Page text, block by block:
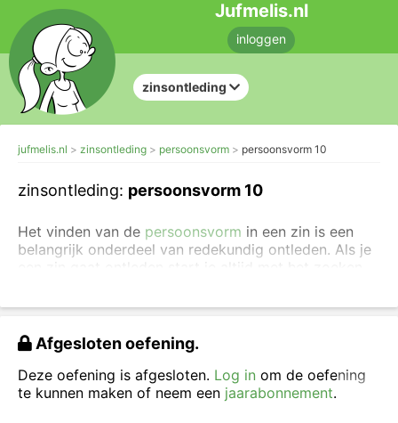
Jufmelis.nl
inloggen
zinsontleding
jufmelis.nl zinsontleding persoonsvorm persoonsvorm 10
zinsontleding: persoonsvorm 10
Het vinden van de persoonsvorm in een zin is een
belangrijk onderdeel van redekundig ontleden. Als je
belangrijk voor de werkwoordspelling
Klik op de persoonsvorm, er komt dan een streep
onder te staan.
Afgesloten oefening.
Deze oefening is afgesloten. Log in om de oefening
te kunnen maken of neem een jaarabonnement.